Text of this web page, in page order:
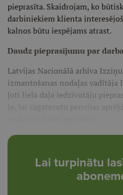
pieprasīta. Skaidrojam, ko
darbiniekiem klienta
kalnos būtu iespējams atrast.
Daudz pieprasījumu par
Latvijas Nacionālā arhīva
izmantošanas nodaļas vadītāja
ļoti liela daļa iedzīvotāju
jo, lai sagatavotu pensijas
Lai turpinātu